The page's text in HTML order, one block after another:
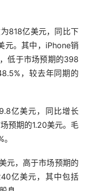
818亿美元，同比下
元。其中，iPhone销
低于市场预期的398
，较去年同期的
亿美元，同比增长
预期的1.20美元。毛
元，高于市场预期的
亿美元，其中包括